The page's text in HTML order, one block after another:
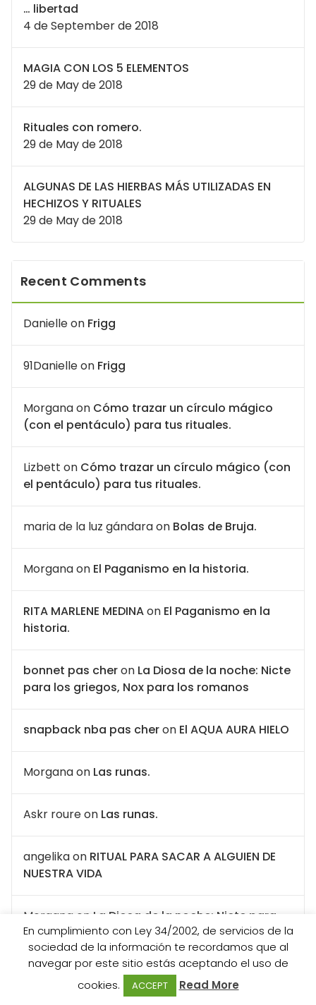
… libertad
4 de September de 2018
MAGIA CON LOS 5 ELEMENTOS
29 de May de 2018
Rituales con romero.
29 de May de 2018
ALGUNAS DE LAS HIERBAS MÁS UTILIZADAS EN
HECHIZOS Y RITUALES
29 de May de 2018
Recent Comments
Danielleon Frigg
91Danielleon Frigg
Morganaon Cómo trazar un círculo mágico
(con el pentáculo) para tus rituales.
Lizbett on Cómo trazar un círculo mágico (con
el pentáculo) para tus rituales.
maria de la luz gándaraon Bolas de Bruja.
Morganaon El Paganismo en la historia.
RITA MARLENE MEDINAon El Paganismo en la
historia.
bonnet pas cheron La Diosa de la noche: Nicte
para los griegos, Nox para los romanos
snapback nba pas cheron El AQUA AURA HIELO
Morganaon Las runas.
Askr roureon Las runas.
angelikaon RITUAL PARA SACAR A ALGUIEN DE
NUESTRA VIDA
Morgana on La Diosa de la noche: Nicte para
los griegos, Nox para los romanos
Morgana on Leer los restos de las velas
En cumplimiento con Ley 34/2002, de servicios de la
sociedad de la información te recordamos que al
navegar por este sitio estás aceptando el uso de
cookies.
ACCEPT Read More